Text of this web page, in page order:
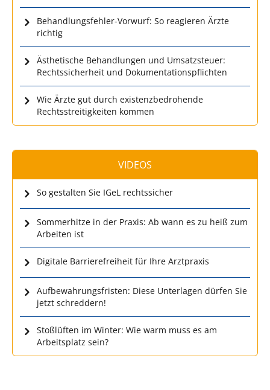
Behandlungsfehler-Vorwurf: So reagieren Ärzte
richtig
Ästhetische Behandlungen und Umsatzsteuer:
Rechtssicherheit und Dokumentationspflichten
Wie Ärzte gut durch existenzbedrohende
Rechtsstreitigkeiten kommen
VIDEOS
So gestalten Sie IGeL rechtssicher
Sommerhitze in der Praxis: Ab wann es zu heiß zum
Arbeiten ist
Digitale Barrierefreiheit für Ihre Arztpraxis
Aufbewahrungsfristen: Diese Unterlagen dürfen Sie
jetzt schreddern!
Stoßlüften im Winter: Wie warm muss es am
Arbeitsplatz sein?